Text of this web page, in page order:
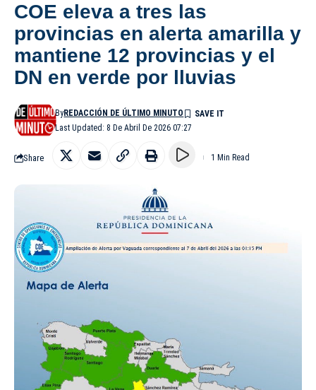
COE eleva a tres las
provincias en alerta amarilla y
mantiene 12 provincias y el
DN en verde por lluvias
Last Updated: 8 De Abril De 2026 07:27
ByREDACCIÓN DE ÚLTIMO MINUTO
Share 1 Min Read